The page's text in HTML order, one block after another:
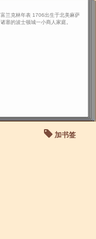
富兰克林年表 1706出生于北美麻萨
诸塞的波士顿城一小商人家庭。
加书签